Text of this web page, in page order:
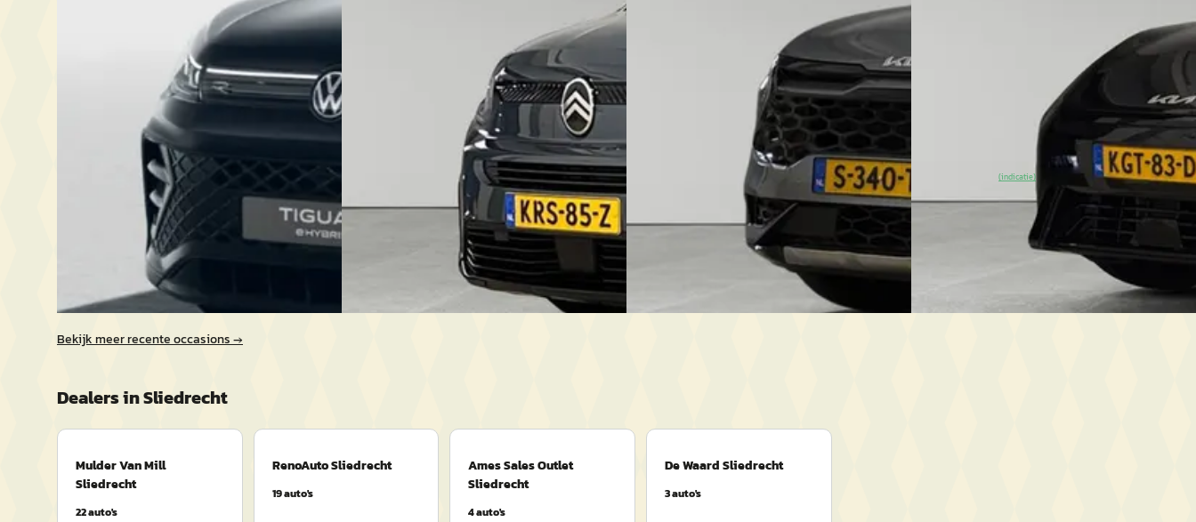
2026 · 1.500 km · Plug-in hybride · Automaat
Ames Sales Outlet Sliedrecht
-144 dagen geleden geplaatst
Bekijk aanbieding →
2024 · 16.099 km · Benzine · Handgeschakeld
Mulder Van Mill Sliedrecht· Sliedrecht
647 dagen geleden geplaatst
Bekijk aanbieding →
2023 · 35.814 km · Hybride · Automaat
· Sliedrecht 4,6(58)
1214 dagen geleden geplaatst
Bekijk aanbieding →
2026 · 3.886 km · Elektrisch · Automaat
· Sliedrecht 4,6(58)
40 dagen geleden geplaatst
(indicatie) Bekijk aanbieding →
Bekijk meer recente occasions →
Dealers inSliedrecht
Mulder Van Mill
Sliedrecht
22auto's
RenoAuto Sliedrecht
19auto's
Ames Sales Outlet
Sliedrecht
4auto's
De Waard Sliedrecht
3auto's